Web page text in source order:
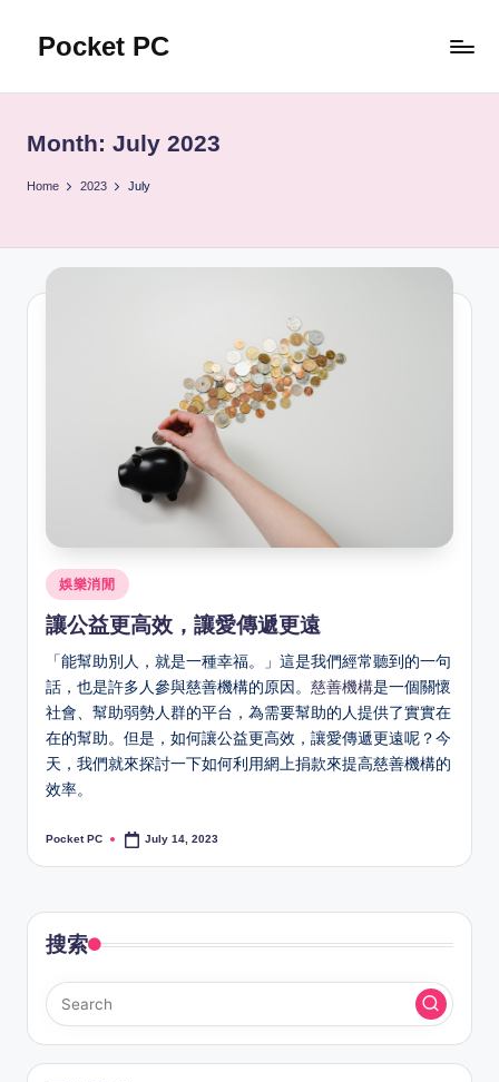
Pocket PC
資
Month: July 2023
Home 2023 July
Posted
in
娛樂消閒
讓公益更高效，讓愛傳遞更遠
「能幫助別人，就是一種幸福。」這是我們經常聽到的一句
話，也是許多人參與慈善機構的原因。 慈善機構是一個關懷
社會、幫助弱勢人群的平台，為需要幫助的人提供了實實在
在的幫助。但是，如何讓公益更高效，讓愛傳遞更遠呢？今
天，我們就來探討一下如何利用網上捐款來提高慈善機構的
效率。
Posted
Pocket PC July 14, 2023
搜索